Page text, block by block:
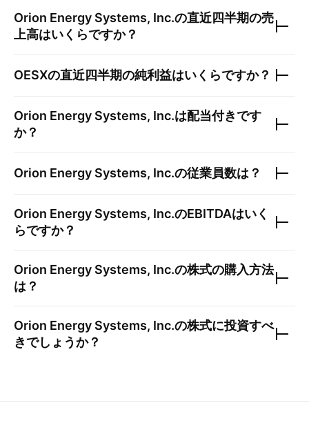
Orion Energy Systems, Inc.の直近四半期の売
上高はいくらですか？
OESXの直近四半期の純利益はいくらですか？
Orion Energy Systems, Inc.は配当付きです
か？
Orion Energy Systems, Inc.の従業員数は？
Orion Energy Systems, Inc.のEBITDAはいく
らですか？
Orion Energy Systems, Inc.の株式の購入方法
は？
Orion Energy Systems, Inc.の株式に投資すべ
きでしょうか？